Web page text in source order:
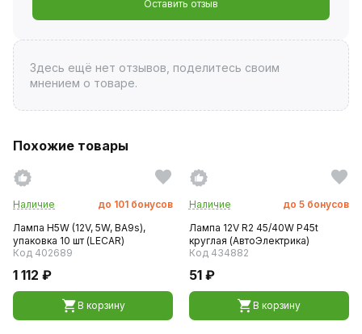
Оставить отзыв
Здесь ещё нет отзывов, поделитесь своим
мнением о товаре.
Похожие товары
Наличие до 101 бонусов
Лампа H5W (12V, 5W, BA9s),
упаковка 10 шт (LECAR)
Код 402689
1 112 ₽
В корзину
Наличие до 5 бонусов
Лампа 12V R2 45/40W P45t
круглая (АвтоЭлектрика)
Код 434882
51 ₽
В корзину